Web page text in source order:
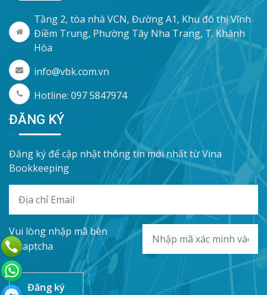
Tầng 2, tòa nhà VCN, Đường A1, Khu đô thị Vĩnh
Điềm Trung, Phường Tây Nha Trang, T. Khánh
Hòa
info@vbk.com.vn
Hotline: 097 5847974
ĐĂNG KÝ
Đăng ký để cập nhật thông tin mới nhất từ Vina
Bookkeeping
Vui lòng nhập mã bên